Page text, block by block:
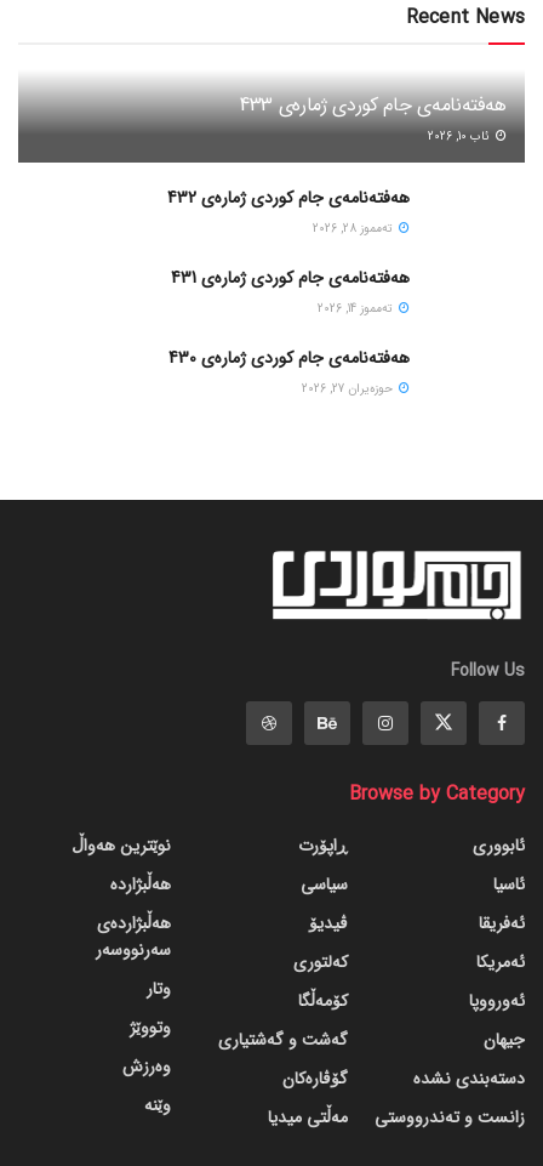
Recent News
هەفتەنامەی جام کوردی ژمارەی 433
ئاب 10, 2026
هەفتەنامەی جام کوردی ژمارەی 432
ته‌مموز 28, 2026
هەفتەنامەی جام کوردی ژمارەی 431
ته‌مموز 14, 2026
هەفتەنامەی جام کوردی ژمارەی 430
حوزه‌یران 27, 2026
Follow Us
Browse by Category
ئابووری
ئاسیا
ئەفریقا
ئەمریکا
ئەورووپا
جیهان
دسته‌بندی نشده
زانست و تەندرووستی
ڕاپۆرت
سیاسی
ڤیدیۆ
کەلتوری
کۆمەڵگا
گه‌شت و گه‌شتیاری
گۆڤاره‌کان
مەڵتی میدیا
نوێترین هەواڵ
هەڵبژاردە
هەڵبژاردەی
سەرنووسەر
وتار
وتووێژ
وەرزش
وێنە